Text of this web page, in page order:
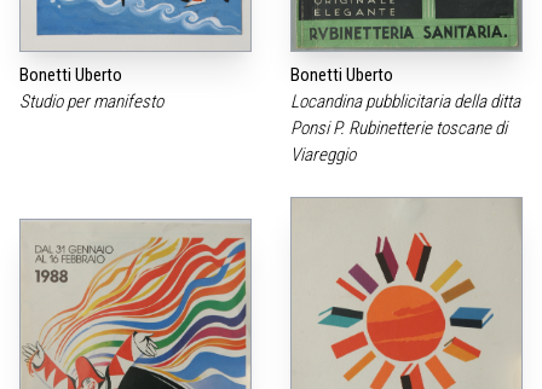
Bonetti Uberto
Studio per manifesto
Bonetti Uberto
Locandina pubblicitaria della ditta
Ponsi P. Rubinetterie toscane di
Viareggio